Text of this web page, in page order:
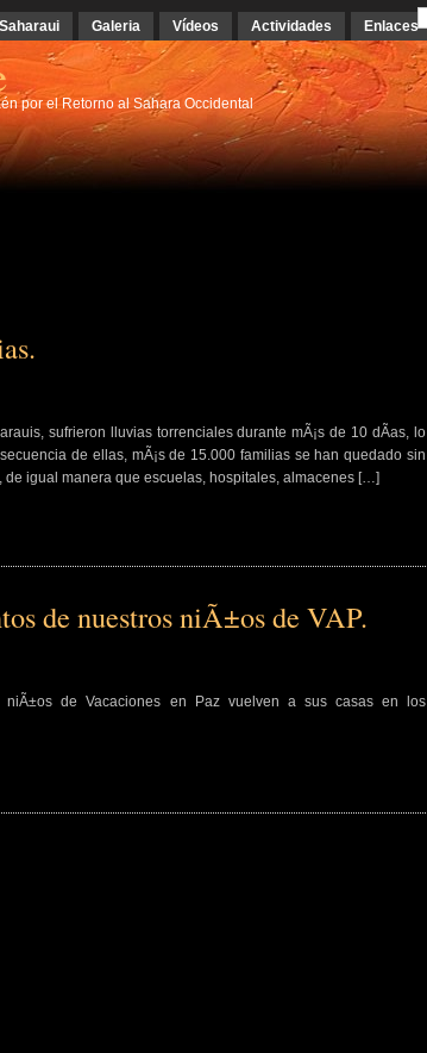
Galeria Vídeos Actividades Enlaces
por el Retorno al Sahara Occidental
sufrieron lluvias torrenciales durante mÃ¡s de 10 dÃ­as, lo
de ellas, mÃ¡s de 15.000 familias se han quedado sin
igual manera que escuelas, hospitales, almacenes […]
de nuestros niÃ±os de VAP.
de Vacaciones en Paz vuelven a sus casas en los